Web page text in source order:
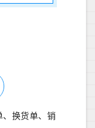
、换货单、销